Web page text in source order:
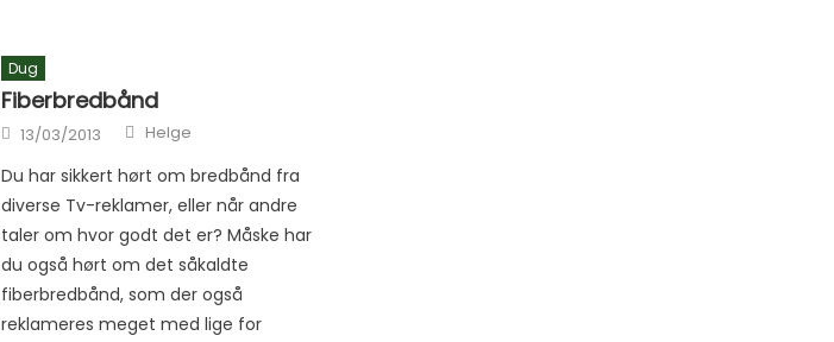
Dug
Fiberbredbånd
Posted on
13/03/2013 Author
Helge
Du har sikkert hørt om bredbånd fra
diverse Tv-reklamer, eller når andre
taler om hvor godt det er? Måske har
du også hørt om det såkaldte
fiberbredbånd, som der også
reklameres meget med lige for